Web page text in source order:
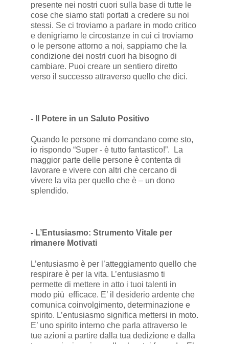
presente nei nostri cuori sulla base di tutte le
cose che siamo stati portati a credere su noi
stessi. Se ci troviamo a parlare in modo critico
e denigriamo le circostanze in cui ci troviamo
o le persone attorno a noi, sappiamo che la
condizione dei nostri cuori ha bisogno di
cambiare. Puoi creare un sentiero diretto
verso il successo attraverso quello che dici.
- Il Potere in un Saluto Positivo
Quando le persone mi domandano come sto,
io rispondo “Super - è tutto fantastico!”. La
maggior parte delle persone è contenta di
lavorare e vivere con altri che cercano di
vivere la vita per quello che è – un dono
splendido.
- L’Entusiasmo: Strumento Vitale per
rimanere Motivati
L’entusiasmo è per l’atteggiamento quello che
respirare è per la vita. L’entusiasmo ti
permette di mettere in atto i tuoi talenti in
modo più efficace. E’ il desiderio ardente che
comunica coinvolgimento, determinazione e
spirito. L’entusiasmo significa mettersi in moto.
E’ uno spirito interno che parla attraverso le
tue azioni a partire dalla tua dedizione e dalla